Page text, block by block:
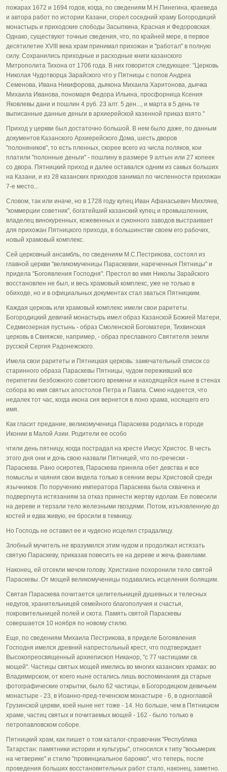
пожарах 1672 и 1694 годов, когда, по сведениям М.Н.Пинегина, краеведа
и автора работ по истории Казани, сгорел соседний храму Богородиций
монастырь и приходские слободы Засыпкина, Красная и Федоровская.
Однако, существуют точные сведения, что, по крайней мере, в первое
десятилетие XVIII века храм принимал прихожан и "работал" в полную
силу. Сохранились приходные и расходные книги казанского
Митрополита Тихона от 1706 года. В них говорится следующее: "Церковь
Николая Чудотворца Зарайского что у Пятницы с попов Андреа
Семенова, Ивана Никифорова, дьякона Михаила Харитонова, дьячка
Михаила Иванова, пономаря Федора Ильина, просфорница Ксения
Яковлевы дани и пошлин 4 руб. 23 алт. 5 ден..., и марта в 5 день те
выписанные данные деньги в архиерейской казенной приказ взято."
Приход у церкви был достаточно большой. В нем было даже, по данным
документов Казанского Архиерейского Дома, шесть дворов
"полоняников", то есть пленных, скорее всего из числа поляков, кои
платили "полонные деньги" - пошлину в размере 9 алтын или 27 копеек
со двора. Пятницкий приход и далее оставался одним из самых больших
на Казани, и из 28 казанских приходов занимал по численности прихожан
7-е место...
Словом, так или иначе, но в 1728 году купец Иван Афанасьевич Михляев,
"коммерции советник", богатейший казанский купец и промышленник,
владелец винокуренных, кожевенных и суконного заводов выстраивает
для прихожан Пятницкого прихода, в большинстве своем его рабочих,
новый храмовый комплекс.
Сей церковный ансамбль, по сведениям М.С.Пестрикова, состоял из
главной церкви "великомученицы Параскевии, нареченныя Пятницы" и
придела "Богоявления Господня". Престол во имя Николы Зарайского
восстановлен не был, и весь храмовый комплекс, уже не только в
обиходе, но и в официальных документах стал зваться Пятницким.
Каждая церковь или храмовый комплекс имели свои раритеты.
Богородицкий девичий монастырь имел образ Казанской Божией Матери,
Седмиозерная пустынь - образ Смоленской Богоматери, Тихвинская
церковь в Свияжске, например, - образ преславного Святителя земли
русской Сергия Радонежского.
Имела свои раритеты и Пятницкая церковь: замечательный список со
старинного образа Параскевы Пятницы, чудом переживший все
перипетии безбожного советского времени и находящейся ныне в стенах
собора во имя святых апостолов Петра и Павла. Смею надеется, что
недалек тот час, когда икона сия вернется в лоно храма, носящего его
имя.
Как гласит предание, великомученица Параскева родилась в городе
Иконии в Малой Азии. Родители ее особо
чтили день пятницу, когда пострадал на кресте Иисус Христос. В честь
этого дня они и дочь свою назвали Пятницей, что по-гречески -
Параскева. Рано осиротев, Параскева приняла обет девства и все
помыслы и чаяния свои видела только в сеянии веры Христовой среди
язычников. По поручению императора Параскева была схвачена и
подвергнута истязаниям за отказ принести жертву идолам. Ее повесили
на дереве и терзали тело железными гвоздями. Потом, изъязвленную до
костей и едва живую, ее бросили в темницу.
Но Господь не оставил ее и чудесно исцелил страдалицу.
Злобный мучитель не вразумился этим чудом и продолжал истязать
святую Параскеву, приказав повесить ее на дереве и жечь факелами.
Наконец, ей отсекли мечом голову. Христиане похоронили тело святой
Параскевы. От мощей великомученицы подавались исцеления болящим.
Святая Параскева почитается целительницей душевных и телесных
недугов, хранительницей семейного благополучия и счастья,
покровительницей полей и скота. Память святой Параскевы
совершается 10 ноября по новому стилю.
Еще, по сведениям Михаила Пестрикова, в приделе Богоявления
Господня имелся древний напрестольный крест, что подтверждает
Высокопреосвященный архиепископ Никанор, "с 77 частицами св.
мощей". Частицы святых мощей имелись во многих казанских храмах: во
Владимирском, от коего ныне остались лишь воспоминания да старые
фотографические открытки, было 62 частицы, в Богородицком девичьем
монастыре - 23, в Иоанно-пред-теченском монастыре - 6, в одноглавой
Грузинской церкви, коей ныне нет тоже - 14. Но больше, чем в Пятницком
храме, частиц святых и почитаемых мощей - 162 - было только в
петропавловском соборе.
Пятницкий храм, как пишет о том каталог-справочник "Республика
Татарстан: памятники истории и культуры", относился к типу "восьмерик
на четверике" и стилю "провинциальное барокко", что теперь, после
проведения больших восстановительных работ стало, наконец, заметно.